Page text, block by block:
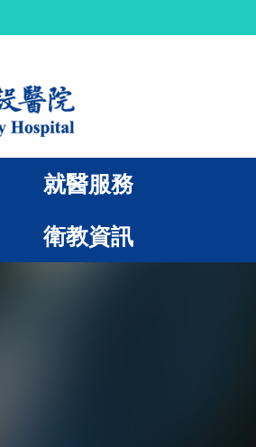
就醫服務
衛教資訊